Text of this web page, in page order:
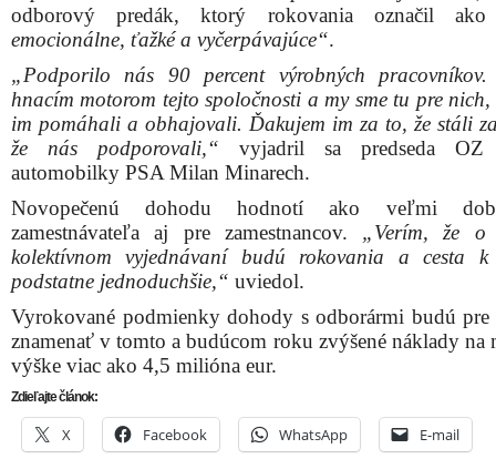
odborový predák, ktorý rokovania označil
emocionálne, ťažké a vyčerpávajúce“.
„Podporilo nás 90 percent výrobných
hnacím motorom tejto spoločnosti a my sme tu pre nich,
im pomáhali a obhajovali. Ďakujem im za to, že stáli
že nás podporovali,“ vyjadril sa predseda OZ
automobilky PSA Milan Minarech.
Novopečenú dohodu hodnotí ako veľmi
zamestnávateľa aj pre zamestnancov. „Verím, že
kolektívnom vyjednávaní budú rokovania a cesta k
podstatne jednoduchšie,“ uviedol.
Vyrokované podmienky dohody s odborármi budú pre
znamenať v tomto a budúcom roku zvýšené náklady na
výške viac ako 4,5 milióna eur.
Zdieľajte článok:
X Facebook WhatsApp E-mail